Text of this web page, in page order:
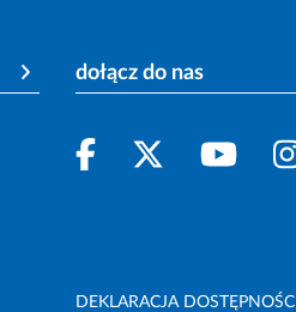
dołącz do nas
DEKLARACJA DOSTĘPNOŚCI